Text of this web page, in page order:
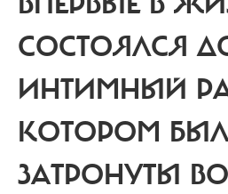
СОСТОЯЛСЯ
ИНТИМНЫЙ
КОТОРОМ
ЗАТРОНУТЫ